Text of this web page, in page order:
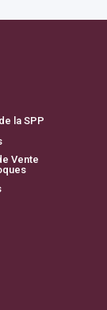
la SPP
Vente